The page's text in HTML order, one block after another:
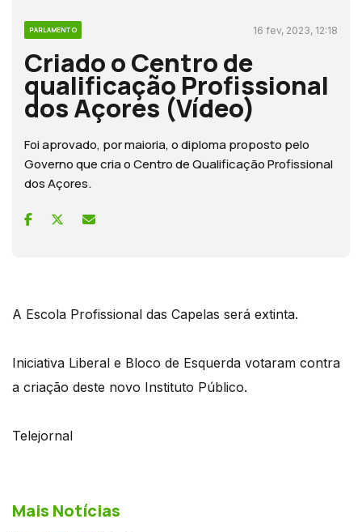
PARLAMENTO 16 fev, 2023, 12:18
Criado o Centro de
qualificação Profissional
dos Açores (Vídeo)
Foi aprovado, por maioria, o diploma proposto pelo
Governo que cria o Centro de Qualificação Profissional
dos Açores.
A Escola Profissional das Capelas será extinta.
Iniciativa Liberal e Bloco de Esquerda votaram contra
a criação deste novo Instituto Público.
Telejornal
Mais Notícias